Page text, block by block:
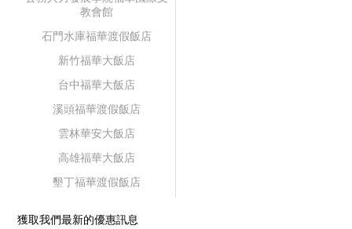
教會館
石門水庫福華渡假飯店
新竹福華大飯店
台中福華大飯店
溪頭福華渡假飯店
雲林華安大飯店
高雄福華大飯店
墾丁福華渡假飯店
獲取我們最新的優惠訊息